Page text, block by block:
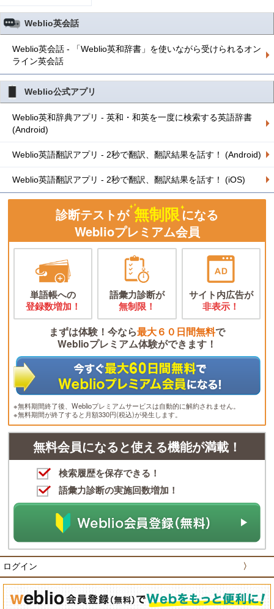
Weblio英会話
Weblio英会話 - 「Weblio英和辞書」を使いながら受けられるオン
ライン英会話
Weblio公式アプリ
Weblio英和辞典アプリ - 英和・和英を一度に検索する英語辞書
(Android)
Weblio英語翻訳アプリ - 2秒で翻訳、翻訳結果を話す！ (Android)
Weblio英語翻訳アプリ - 2秒で翻訳、翻訳結果を話す！ (iOS)
診断テストが 無制限になる
Weblioプレミアム会員
単語帳への
登録数増加！
語彙力診断が
無制限！
サイト内広告が
非表示！
まずは体験！今なら最大６０日間無料で
Weblioプレミアム体験ができます！
※無料期間終了後、Weblioプレミアムサービスは自動的に解約されません。
※無料期間が終了すると月額330円(税込)が発生します。
無料会員になると使える機能が満載！
検索履歴を保存できる！
語彙力診断の実施回数増加！
ログイン 〉